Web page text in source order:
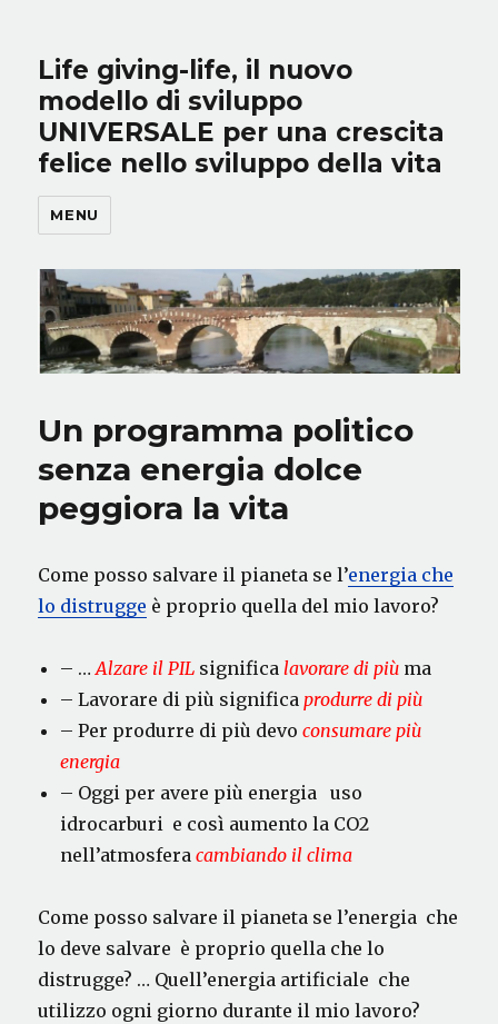
Life giving-life, il nuovo
modello di sviluppo
UNIVERSALE per una crescita
felice nello sviluppo della vita
MENU
Un programma politico
senza energia dolce
peggiora la vita
Come posso salvare il pianeta se l’energia che
lo distrugge è proprio quella del mio lavoro?
– …Alzare il PIL significalavorare di più ma
– Lavorare di più significaprodurre di più
– Per produrre di più devoconsumare più
energia
– Oggi per avere più energia uso
idrocarburi e così aumento la CO2
nell’atmosferacambiando il clima
Come posso salvare il pianeta se l’energia che
lo deve salvare è proprio quella che lo
distrugge? … Quell’energia artificiale che
utilizzo ogni giorno durante il mio lavoro?